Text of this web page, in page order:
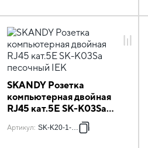
SKANDY Розетка
компьютерная двойная
RJ45 кат.5E SK-K03Sa
Артикул: SK-K20-1-K98